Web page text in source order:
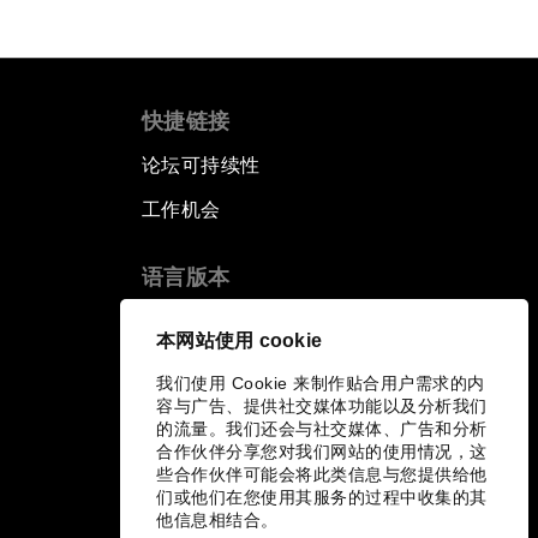
本网站使用 cookie
我们使用 Cookie 来制作贴合用户需求的内
容与广告、提供社交媒体功能以及分析我们
的流量。我们还会与社交媒体、广告和分析
合作伙伴分享您对我们网站的使用情况，这
些合作伙伴可能会将此类信息与您提供给他
们或他们在您使用其服务的过程中收集的其
他信息相结合。
快捷链接
论坛可持续性
工作机会
语言版本